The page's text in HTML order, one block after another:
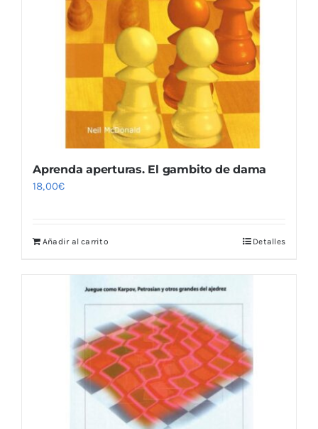
Aprenda aperturas. El gambito de dama
18,00€
Añadir al carrito Detalles